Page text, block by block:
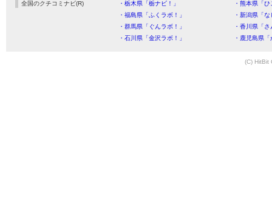
全国のクチコミナビ(R) ・栃木県「栃ナビ！」
・熊本県「
・福島県「ふくラボ！」
・新潟県「
・群馬県「ぐんラボ！」
・香川県「
・石川県「金沢ラボ！」
・鹿児島県
(C) HitBit